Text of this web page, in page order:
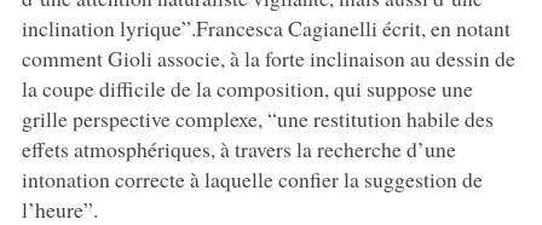
inclination lyrique”.Francesca Cagianelli écrit, en notant
comment Gioli associe, à la forte inclinaison au dessin de
la coupe difficile de la composition, qui suppose une
grille perspective complexe, “une restitution habile des
effets atmosphériques, à travers la recherche d’une
intonation correcte à laquelle confier la suggestion de
l’heure”.